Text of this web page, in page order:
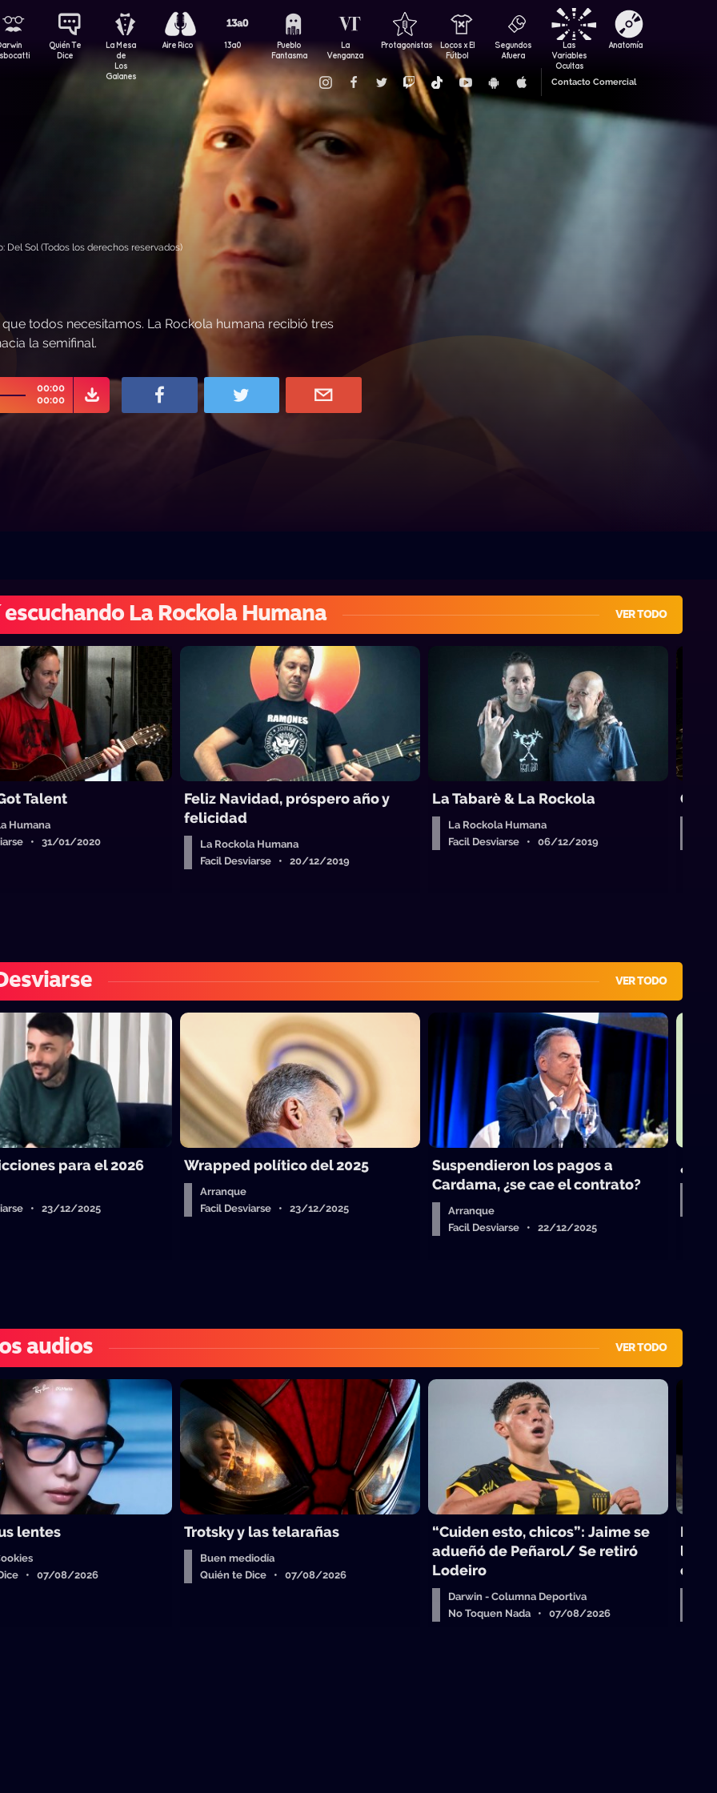
Quién Te
Dice
La Mesa
de
Los
Galanes
Aire Rico 13a0
Pueblo
Fantasma
La
Venganza
Protagonistas
Locos x El
Fútbol
Segundos
Afuera
Las
Variables
Ocultas
Anatomía
Contacto Comercial
Sol (Todos los derechos reservados)
todos necesitamos. La Rockola humana recibió tres
la semifinal.
00:00
00:00
escuchando La Rockola Humana VER TODO
Talent
Humana
• 31/01/2020
Feliz Navidad, próspero año y
felicidad
La Rockola Humana
Facil Desviarse • 20/12/2019
La Tabarè & La Rockola
La Rockola Humana
Facil Desviarse • 06/12/2019
VER TODO
para el 2026
• 23/12/2025
Wrapped político del 2025
Arranque
Facil Desviarse • 23/12/2025
Suspendieron los pagos a
Cardama, ¿se cae el contrato?
Arranque
Facil Desviarse • 22/12/2025
audios VER TODO
lentes
• 07/08/2026
Trotsky y las telarañas
Buen mediodía
Quién te Dice • 07/08/2026
“Cuiden esto, chicos”: Jaime se
adueñó de Peñarol/ Se retiró
Lodeiro
Darwin - Columna Deportiva
No Toquen Nada • 07/08/2026
Lo
los